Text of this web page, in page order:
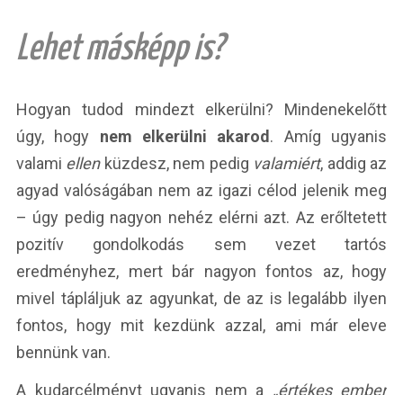
Lehet másképp is?
Hogyan tudod mindezt elkerülni? Mindenekelőtt
úgy, hogy nem elkerülni akarod . Amíg ugyanis
valami ellenküzdesz, nem pedig valamiért, addig az
agyad valóságában nem az igazi célod jelenik meg
– úgy pedig nagyon nehéz elérni azt. Az erőltetett
pozitív gondolkodás sem vezet tartós
eredményhez, mert bár nagyon fontos az, hogy
mivel tápláljuk az agyunkat, de az is legalább ilyen
fontos, hogy mit kezdünk azzal, ami már eleve
bennünk van.
A kudarcélményt ugyanis nem a „értékes ember